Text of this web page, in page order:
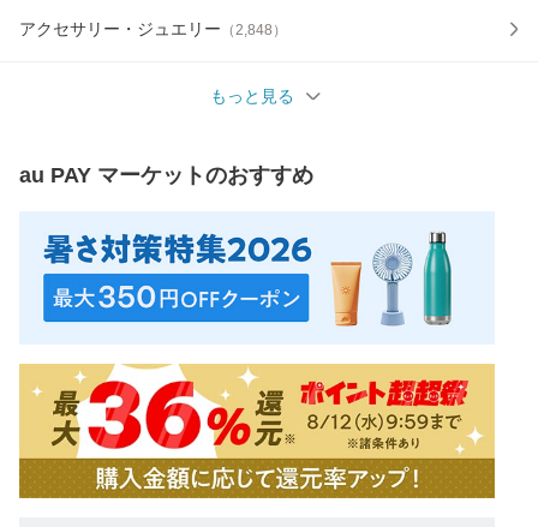
アクセサリー・ジュエリー （2,848 ）
もっと見る
au PAY マーケットのおすすめ